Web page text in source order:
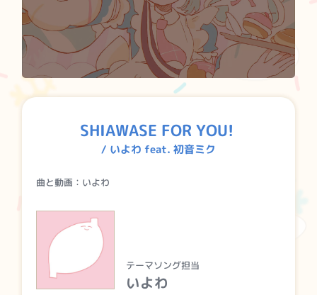
SHIAWASE FOR YOU!
/ いよわ feat. 初音ミク
曲と動画：いよわ
テーマソング担当
いよわ